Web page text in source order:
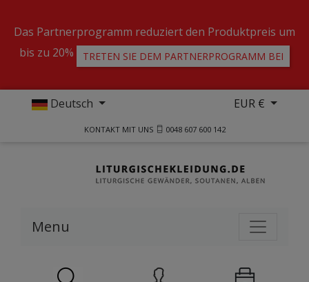
Das Partnerprogramm reduziert den Produktpreis um
bis zu 20%
TRETEN SIE DEM PARTNERPROGRAMM BEI
Deutsch EUR €
KONTAKT MIT UNS 0048 607 600 142
Menu